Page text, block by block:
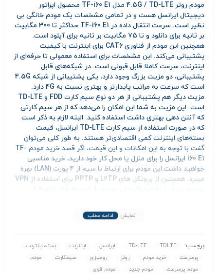
مودم روتر 4.5G / TD-LTE مدل TF-i60 E1 محصول اپراتور
دیجیتال ایرانسل هست و در تمامی مشخصات یک مودم خانگی بی
نظیر است. سرعت انتقال داده در TF-i60 E1 حداکثر تا 300 مگابیت
بر ثانیه برای دانلود و تا 75 مگابیت بر ثانیه برای آپلود است.
همچنین این مودم از فناوری CAT6 برای اینترنت با کیفیت
پشتیبانی می‌کند. این مشخصات برای استفاده معمولی تا حرفه‌ای از
اینترنت، سرعت کاملا قابل قبولی است. در شبکه‌های قابل
پشتیبانی، دو مزیت بزرگ وجود دارد، یکی پشتیبانی از شبکه 4.5G
است که سرعت به مراتب پایدارتر و بهتری نسبت به 4G دارد.
مزیت دیگر هم پشتیبانی از هر دو نوع سیم کارت FDD و TD-LTE
است. این مزیت به شما این امکان را می‌دهد که از هر سیم کارتی
که آنتن دهی بهتری داشت استفاده کنید. البته لازم به ذکر است
که در صورت استفاده از سیم کارت TD-LTE ایرانسل، قیمت
بسته‌های اینترنت کمی اقتصادی‌تر هستند. به طور کلی می‌توان
گفت با توجه به این امکانات و این قیمت، اگر قصد خرید مودم TF-
i60 E1 ایرانسل را برای منزل یا محل کار خود دارید، خرید مناسبی
خواهید داشت.این مودم برای ارتباط با سیم از 4 پورت (LAN) بهره
میبرد. همچنین از پروتکل های L2TP و PPTP برای استفاده از VPN
نمایش ادامه مطلب
برچسب: TD-LTE TDLTE ایرانسل اینترنت
بسته اینترنت
پرسرعت
خرید مودم روتر رومیزی سیمکارت
مودم
مودم پرسرعت
مودم جدید مودم قوی